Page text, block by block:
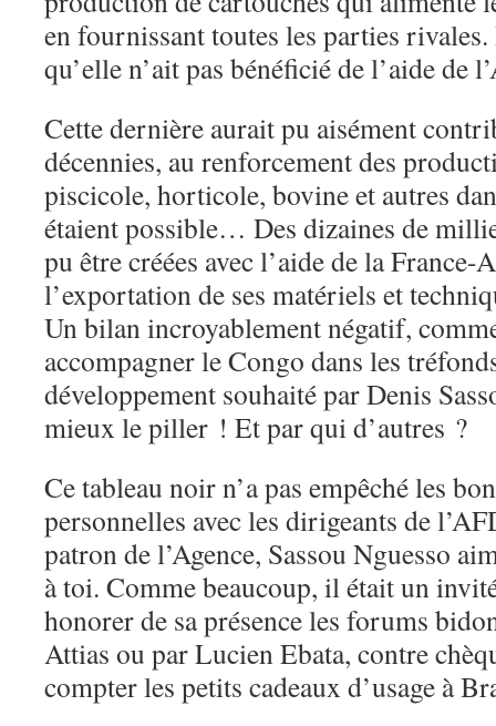
en fournissant toutes les parties
qu’elle n’ait pas bénéficié de l’aide de
Cette dernière aurait pu aisément
décennies, au renforcement des
piscicole, horticole, bovine et autres
étaient possible… Des dizaines de
pu être créées avec l’aide de la
l’exportation de ses matériels et
Un bilan incroyablement négatif,
accompagner le Congo dans les
développement souhaité par Denis
mieux le piller ! Et par qui d’autres ?
Ce tableau noir n’a pas empêché les
personnelles avec les dirigeants de
patron de l’Agence, Sassou Nguesso
à toi. Comme beaucoup, il était un
honorer de sa présence les forums
Attias ou par Lucien Ebata, contre
compter les petits cadeaux d’usage à